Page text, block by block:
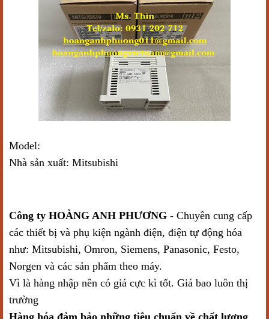
Model:
Nhà sản xuất: Mitsubishi
Công ty HOÀNG ANH PHƯƠNG - Chuyên cung cấp
các thiết bị và phụ kiện ngành điện, điện tự động hóa
như: Mitsubishi, Omron, Siemens, Panasonic, Festo,
Norgen và các sản phẩm theo máy.
Vì là hàng nhập nên có giá cực kì tốt. Giá bao luôn thị
trường
Hàng hóa đảm bảo những tiêu chuẩn về chất lượng